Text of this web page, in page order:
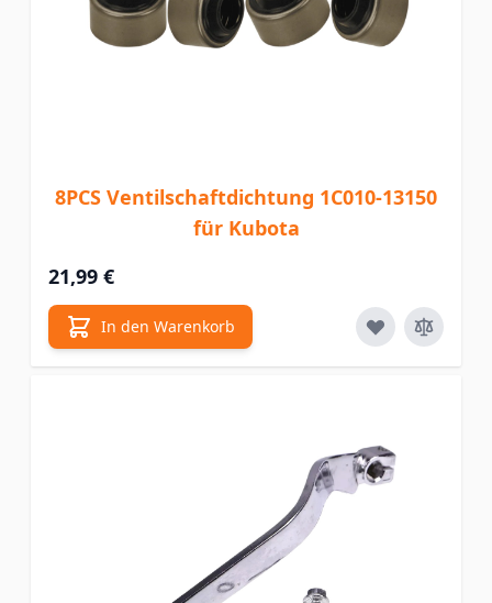
8PCS Ventilschaftdichtung 1C010-13150
für Kubota
21,99 €
In den Warenkorb